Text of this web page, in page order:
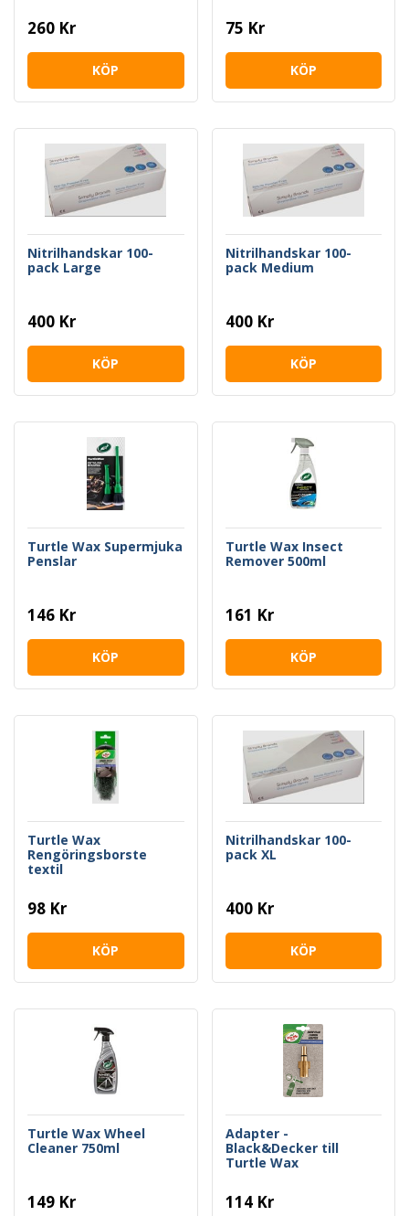
260 Kr
KÖP
75 Kr
KÖP
Nitrilhandskar 100-
pack Large
400 Kr
KÖP
Nitrilhandskar 100-
pack Medium
400 Kr
KÖP
Turtle Wax Supermjuka
Penslar
146 Kr
KÖP
Turtle Wax Insect
Remover 500ml
161 Kr
KÖP
Turtle Wax
Rengöringsborste
textil
98 Kr
KÖP
Nitrilhandskar 100-
pack XL
400 Kr
KÖP
Turtle Wax Wheel
Cleaner 750ml
149 Kr
Adapter -
Black&Decker till
Turtle Wax
114 Kr